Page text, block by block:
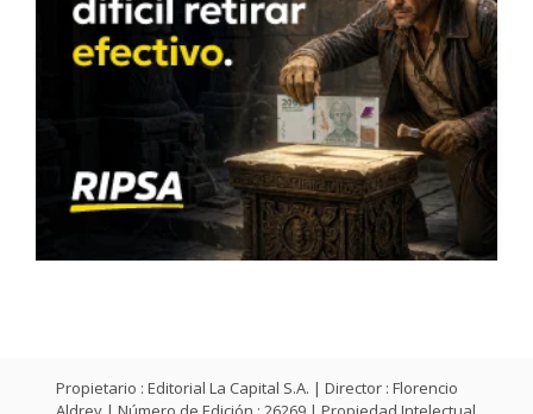
Propietario : Editorial La Capital S.A. | Director : Florencio